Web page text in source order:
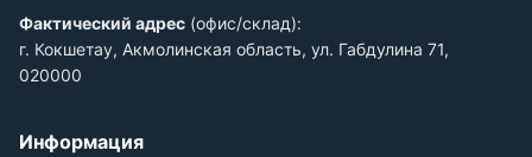
Фактический адрес (офис/склад):
г. Кокшетау, Акмолинская область, ул. Габдулина 71,
020000
Информация